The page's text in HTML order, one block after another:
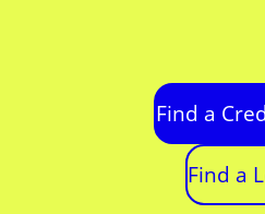
Find a
Find a